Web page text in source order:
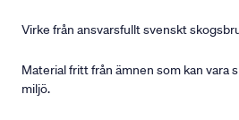
Virke från ansvarsfullt svenskt
Material fritt från ämnen som kan vara
miljö.